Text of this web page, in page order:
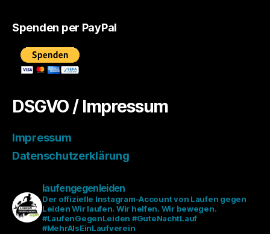
Spenden per PayPal
DSGVO / Impressum
Impressum
Datenschutzerklärung
laufengegenleiden
Der offizielle Instagram-Account von Laufen gegen
LeidenWir laufen. Wir helfen. Wir bewegen.
#LaufenGegenLeiden #GuteNachtLauf
#MehrAlsEinLaufverein